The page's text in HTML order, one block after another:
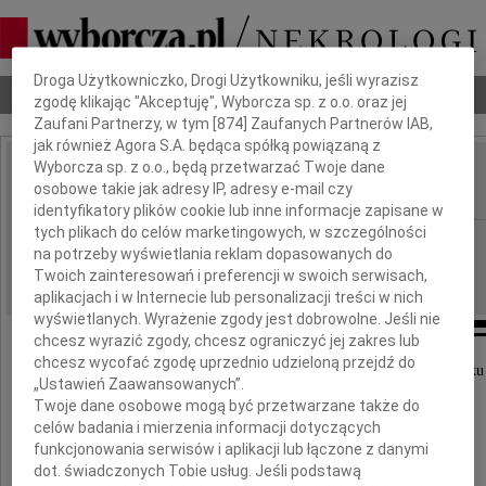
Nekrologi Odeszli Poradnik pogrzebowy
IMIĘ I NAZWISKO: Longina Szydłowska
REGION: Poznań
DATA EMISJI: 22.06.2022
Z żalem informujemy, że 19 czerwca 2022 roku
nasza Mama, Babcia i Prababcia
Dbamy o Twoją prywatność
Droga Użytkowniczko, Drogi Użytkowniku, jeśli wyrazisz
zgodę klikając "Akceptuję", Wyborcza sp. z o.o. oraz jej
Zaufani Partnerzy, w tym [874 ] Zaufanych Partnerów IAB,
jak również Agora S.A. będąca spółką powiązaną z
Wyborcza sp. z o.o., będą przetwarzać Twoje dane
osobowe takie jak adresy IP, adresy e-mail czy
identyfikatory plików cookie lub inne informacje zapisane w
tych plikach do celów marketingowych, w szczególności
na potrzeby wyświetlania reklam dopasowanych do
Twoich zainteresowań i preferencji w swoich serwisach,
aplikacjach i w Internecie lub personalizacji treści w nich
wyświetlanych. Wyrażenie zgody jest dobrowolne. Jeśli nie
chcesz wyrazić zgody, chcesz ograniczyć jej zakres lub
chcesz wycofać zgodę uprzednio udzieloną przejdź do
„Ustawień Zaawansowanych”.
Twoje dane osobowe mogą być przetwarzane także do
celów badania i mierzenia informacji dotyczących
funkcjonowania serwisów i aplikacji lub łączone z danymi
dot. świadczonych Tobie usług. Jeśli podstawą